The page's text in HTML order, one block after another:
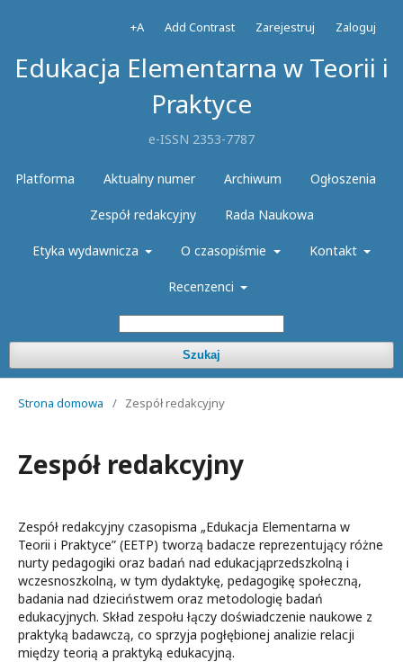
Edukacja Elementarna w Teorii i
Praktyce
e-ISSN 2353-7787
Platforma Aktualny numer Archiwum Ogłoszenia
Zespół redakcyjny Rada Naukowa
Etyka wydawnicza O czasopiśmie Kontakt
Recenzenci
Szukaj
+A Add Contrast Zarejestruj Zaloguj
Strona domowa / Zespół redakcyjny
Zespół redakcyjny
Zespół redakcyjny czasopisma „Edukacja Elementarna w
Teorii i Praktyce” (EETP) tworzą badacze reprezentujący różne
nurty pedagogiki oraz badań nad edukacjąprzedszkolną i
wczesnoszkolną, w tym dydaktykę, pedagogikę społeczną,
badania nad dzieciństwem oraz metodologię badań
edukacyjnych. Skład zespołu łączy doświadczenie naukowe z
praktyką badawczą, co sprzyja pogłębionej analizie relacji
między teorią a praktyką edukacyjną.